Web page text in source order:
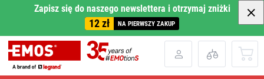
Zapisz się do naszego newslettera i otrzymaj zniżki
12 zł NA PIERWSZY ZAKUP